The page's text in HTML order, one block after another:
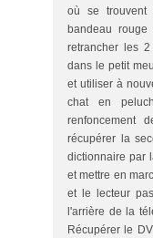
où se trouvent
bandeau rouge
retrancher les
dans le petit
et utiliser à
chat en
renfoncement
récupérer la
dictionnaire par
et mettre en
et le lecteur
l'arrière de la
Récupérer le